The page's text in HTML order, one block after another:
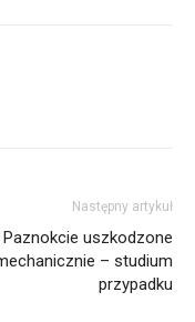
Następny artykuł
Paznokcie uszkodzone
– studium
przypadku